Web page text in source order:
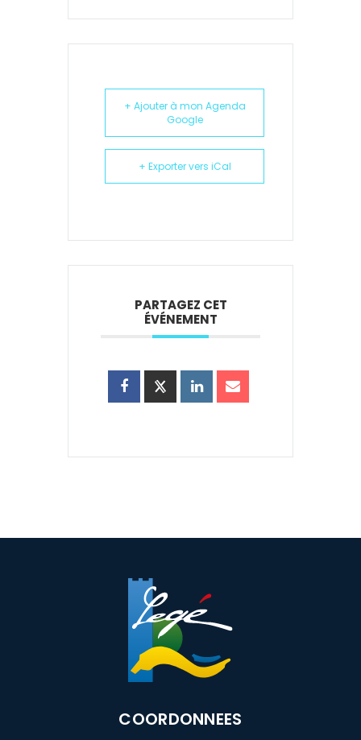
+ Ajouter à mon Agenda
Google
+ Exporter vers iCal
PARTAGEZ CET
ÉVÉNEMENT
COORDONNEES